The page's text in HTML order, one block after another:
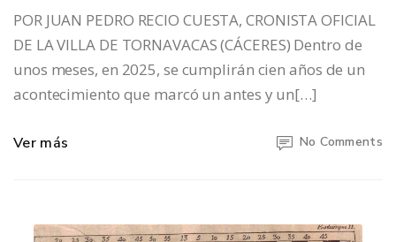
POR JUAN PEDRO RECIO CUESTA, CRONISTA OFICIAL
DE LA VILLA DE TORNAVACAS (CÁCERES) Dentro de
unos meses, en 2025, se cumplirán cien años de un
acontecimiento que marcó un antes y un[…]
Ver más No Comments